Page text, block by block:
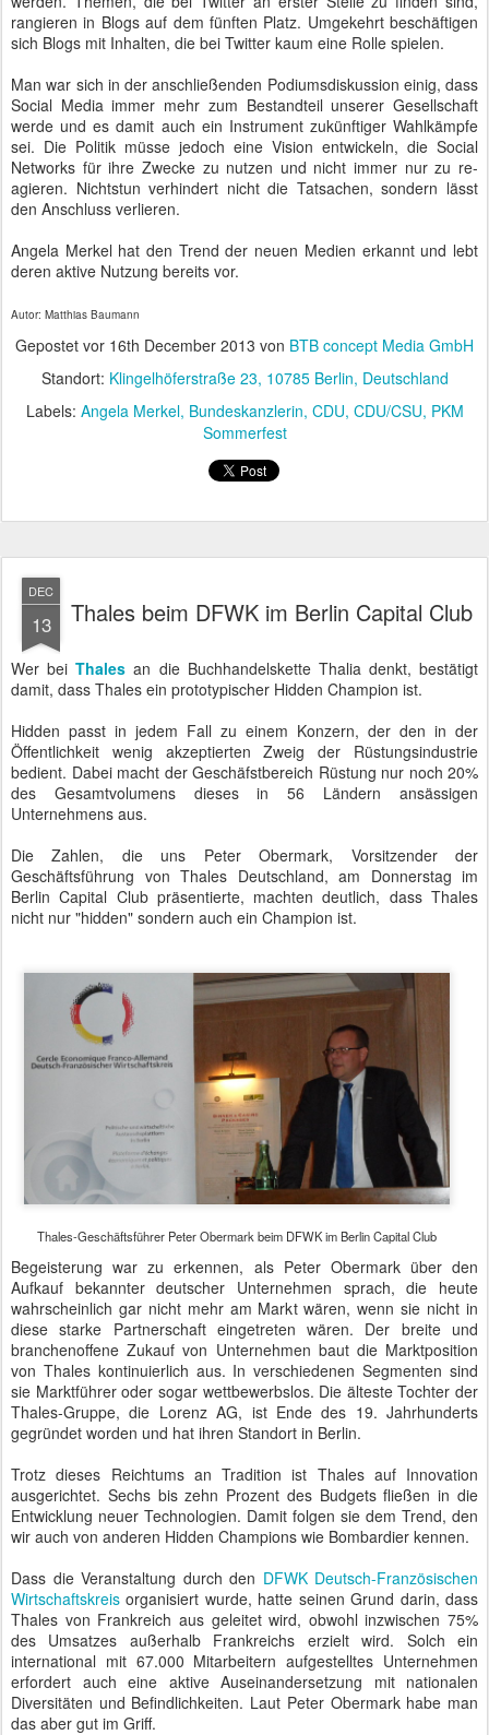
rangieren in Blogs auf dem fünften Platz. Umgekehrt beschäftigen
sich Blogs mit Inhalten, die bei Twitter kaum eine Rolle spielen.
Man war sich in der anschließenden Podiumsdiskussion einig, dass
Social Media immer mehr zum Bestandteil unserer Gesellschaft
werde und es damit auch ein Instrument zukünftiger Wahlkämpfe
sei. Die Politik müsse jedoch eine Vision entwickeln, die Social
Networks für ihre Zwecke zu nutzen und nicht immer nur zu re-
agieren. Nichtstun verhindert nicht die Tatsachen, sondern lässt
den Anschluss verlieren.
Angela Merkel hat den Trend der neuen Medien erkannt und lebt
deren aktive Nutzung bereits vor.
Autor: Matthias Baumann
Gepostet vor 16th December 2013 von BTB concept Media GmbH
Standort: Klingelhöferstraße 23, 10785 Berlin, Deutschland
Labels: Angela Merkel Bundeskanzlerin CDU CDU/CSU PKM
Sommerfest
DEC
13 Thales beim DFWK im Berlin Capital Club
Wer beiThales an die Buchhandelskette Thalia denkt, bestätigt
damit, dass Thales ein prototypischer Hidden Champion ist.
Hidden passt in jedem Fall zu einem Konzern, der den in der
Öffentlichkeit wenig akzeptierten Zweig der Rüstungsindustrie
bedient. Dabei macht der Geschäfstbereich Rüstung nur noch 20%
des Gesamtvolumens dieses in 56 Ländern ansässigen
Unternehmens aus.
Die Zahlen, die uns Peter Obermark, Vorsitzender der
Geschäftsführung von Thales Deutschland, am Donnerstag im
Berlin Capital Club präsentierte, machten deutlich, dass Thales
nicht nur "hidden" sondern auch ein Champion ist.
Thales-Geschäftsführer Peter Obermark beim DFWK im Berlin Capital Club
Begeisterung war zu erkennen, als Peter Obermark über den
Aufkauf bekannter deutscher Unternehmen sprach, die heute
wahrscheinlich gar nicht mehr am Markt wären, wenn sie nicht in
diese starke Partnerschaft eingetreten wären. Der breite und
branchenoffene Zukauf von Unternehmen baut die Marktposition
von Thales kontinuierlich aus. In verschiedenen Segmenten sind
sie Marktführer oder sogar wettbewerbslos. Die älteste Tochter der
Thales-Gruppe, die Lorenz AG, ist Ende des 19. Jahrhunderts
gegründet worden und hat ihren Standort in Berlin.
Trotz dieses Reichtums an Tradition ist Thales auf Innovation
ausgerichtet. Sechs bis zehn Prozent des Budgets fließen in die
Entwicklung neuer Technologien. Damit folgen sie dem Trend, den
wir auch von anderen Hidden Champions wie Bombardier kennen.
Dass die Veranstaltung durch den DFWK Deutsch-Französischen
Wirtschaftskreis organisiert wurde, hatte seinen Grund darin, dass
Thales von Frankreich aus geleitet wird, obwohl inzwischen 75%
des Umsatzes außerhalb Frankreichs erzielt wird. Solch ein
international mit 67.000 Mitarbeitern aufgestelltes Unternehmen
erfordert auch eine aktive Auseinandersetzung mit nationalen
Diversitäten und Befindlichkeiten. Laut Peter Obermark habe man
das aber gut im Griff.